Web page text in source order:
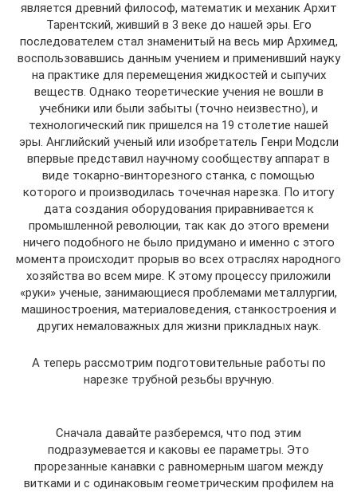
является древний философ, математик и механик Архит
Тарентский, живший в 3 веке до нашей эры. Его
последователем стал знаменитый на весь мир Архимед,
воспользовавшись данным учением и применивший науку
на практике для перемещения жидкостей и сыпучих
веществ. Однако теоретические учения не вошли в
учебники или были забыты (точно неизвестно), и
технологический пик пришелся на 19 столетие нашей
эры. Английский ученый или изобретатель Генри Модсли
впервые представил научному сообществу аппарат в
виде токарно-винторезного станка, с помощью
которого и производилась точечная нарезка. По итогу
дата создания оборудования приравнивается к
промышленной революции, так как до этого времени
ничего подобного не было придумано и именно с этого
момента происходит прорыв во всех отраслях народного
хозяйства во всем мире. К этому процессу приложили
«руки» ученые, занимающиеся проблемами металлургии,
машиностроения, материаловедения, станкостроения и
других немаловажных для жизни прикладных наук.
А теперь рассмотрим подготовительные работы по
нарезке трубной резьбы вручную.
Сначала давайте разберемся, что под этим
подразумевается и каковы ее параметры. Это
прорезанные канавки с равномерным шагом между
витками и с одинаковым геометрическим профилем на